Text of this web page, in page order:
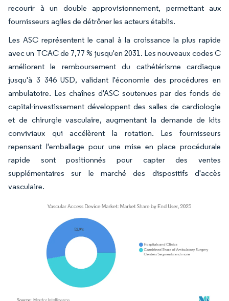
recourir à un double approvisionnement, permettant aux
fournisseurs agiles de détrôner les acteurs établis.
Les ASC représentent le canal à la croissance la plus rapide
avec un TCAC de 7,77 % jusqu'en 2031. Les nouveaux codes C
améliorent le remboursement du cathétérisme cardiaque
jusqu'à 3 346 USD, validant l'économie des procédures en
ambulatoire. Les chaînes d'ASC soutenues par des fonds de
capital-investissement développent des salles de cardiologie
et de chirurgie vasculaire, augmentant la demande de kits
conviviaux qui accélèrent la rotation. Les fournisseurs
repensant l'emballage pour une mise en place procédurale
rapide sont positionnés pour capter des ventes
supplémentaires sur le marché des dispositifs d'accès
vasculaire.